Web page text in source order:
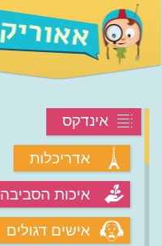
אינדקס
אדריכלות
איכות הסביבה
אישים דגולים